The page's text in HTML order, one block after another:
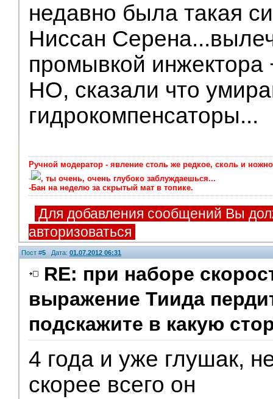
недавно была такая
Ниссан
промывкой
НО, сказали что
гидрокомпенсаторы...
Ручной модератор - явление столь же редкое, сколь и
-
, ты очень, очень глубоко заблуждаешься...
-Бан на неделю за скрытый мат в топике.
Для добавления сообщений Вы
авторизоваться
Пост #5 Дата: 01.07.2012 06:31
RE: при наборе
выражение Тиида
подскажите в какую
4 года и уже глушак,
скорее всего он